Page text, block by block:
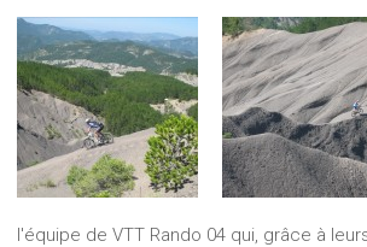
l'équipe de VTT Rando 04 qui, grâce à